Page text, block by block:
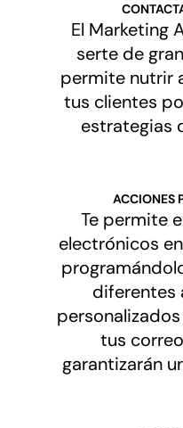
El Marketing
serte de
permite nutrir
tus clientes
estrategias
ACCIONES
Te permite
electrónicos
diferentes
tus
garantizarán